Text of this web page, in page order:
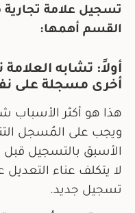
تسجيل علامة
القسم أهمها:
أولاً: تشابه العلامة
أخرى مسجلة على
هذا هو أكثر الأسباب
ويجب على المُسجل
الأسبق بالتسجيل
لا يتكلف عناء
تسجيل جديد.